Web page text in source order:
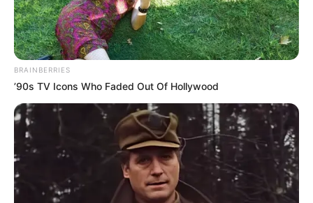
BRAINBERRIES
’90s TV Icons Who Faded Out Of Hollywood